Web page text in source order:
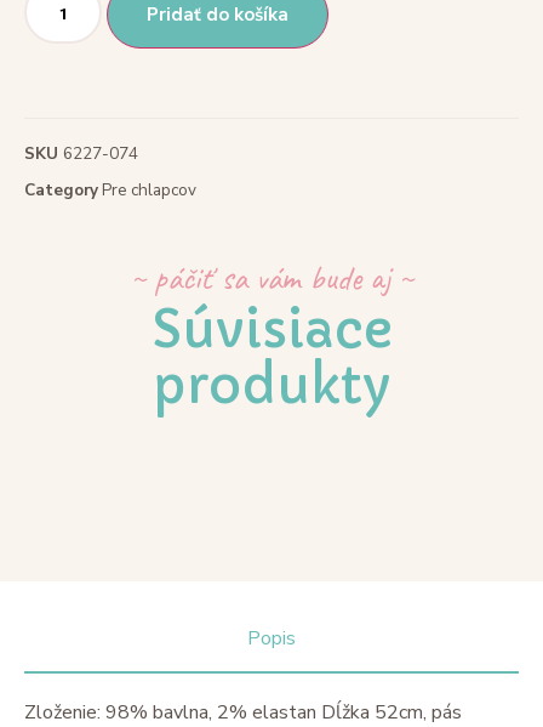
Pridať do košíka
SKU 6227-074
CategoryPre chlapcov
~ páčiť sa vám bude aj ~
Súvisiace
produkty
Popis
Zloženie: 98% bavlna, 2% elastan Dĺžka 52cm, pás